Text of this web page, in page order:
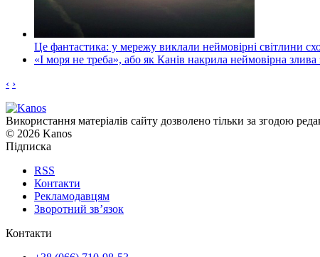
Це фантастика: у мережу виклали неймовірні світлини
«І моря не треба», або як Канів накрила неймовірна
‹ ›
Використання матеріалів сайту дозволено тільки за згодою
© 2026 Kanos
Підписка
RSS
Контакти
Рекламодавцям
Зворотний зв’язок
Контакти